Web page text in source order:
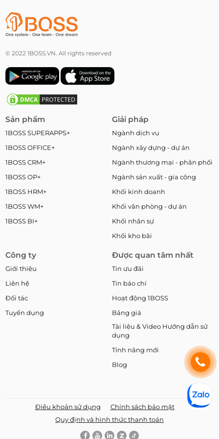
© 2022 1BOSS.VN. All rights reserved
Sản phẩm
1BOSS SUPERAPPS+
1BOSS OFFICE+
1BOSS CRM+
1BOSS OP+
1BOSS HRM+
1BOSS WM+
1BOSS BI+
Giải pháp
Ngành dịch vụ
Ngành xây dựng - dự án
Ngành thương mại - phân phối
Ngành sản xuất - gia công
Khối kinh doanh
Khối văn phòng - dự án
Khối nhân sự
Khối kho bãi
Công ty
Giới thiệu
Liên hệ
Đối tác
Tuyển dụng
Được quan tâm nhất
Tin ưu đãi
Tin báo chí
Hoạt động 1BOSS
Bảng giá
Tài liệu & Video Hướng dẫn sử
dụng
Tính năng mới
Blog
Điều khoản sử dụng
Chính sách bảo mật
Quy định và hình thức thanh toán